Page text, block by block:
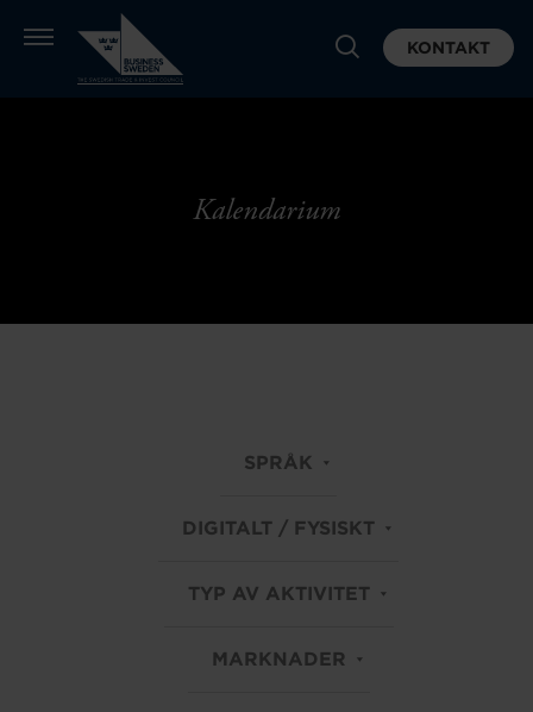
KONTAKT
Kalendarium
SPRÅK
DIGITALT / FYSISKT
TYP AV AKTIVITET
MARKNADER